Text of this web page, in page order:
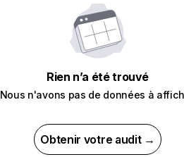
Rien n’a été trouvé
Nous n'avons pas de données à
Obtenir votre audit →